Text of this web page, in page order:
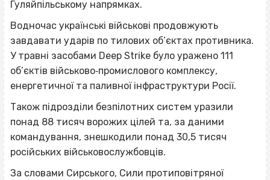
Гуляйпільському напрямках.
Водночас українські військові продовжують
завдавати ударів по тилових об’єктах противника.
У травні засобами Deep Strike було уражено 111
об’єктів військово‐промислового комплексу,
енергетичної та паливної інфраструктури Росії.
Також підрозділи безпілотних систем уразили
понад 88 тисяч ворожих цілей та, за даними
командування, знешкодили понад 30,5 тисяч
російських військовослужбовців.
За словами Сирського, Сили протиповітряної